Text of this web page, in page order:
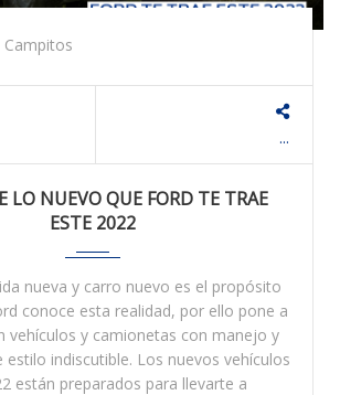
Campitos
...
LO NUEVO QUE FORD TE TRAE
ESTE 2022
nueva y carro nuevo es el propósito
conoce esta realidad, por ello pone a
vehículos y camionetas con manejo y
estilo indiscutible. Los nuevos vehículos
están preparados para llevarte a